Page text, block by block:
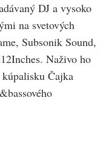
DJ a vysoko
na svetových
Subsonik Sound,
Naživo ho
Čajka